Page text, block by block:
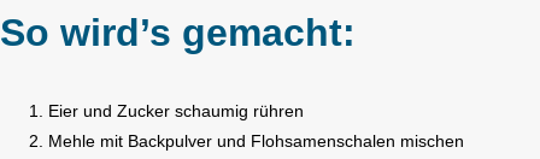
So wird’s gemacht:
Eier und Zucker schaumig rühren
Mehle mit Backpulver und Flohsamenschalen mischen